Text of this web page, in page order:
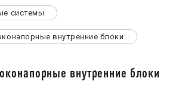
системы
внутренние блоки
внутренние блоки